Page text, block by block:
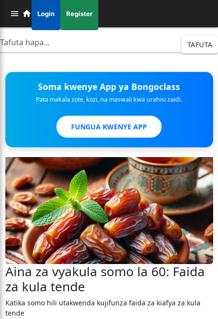
Login Register
TAFUTA
Soma kwenye App ya Bongoclass
Pata makala zote, kozi, na maswali kwa urahisi zaidi.
FUNGUA KWENYE APP
Aina za vyakula somo la 60: Faida
za kula tende
Katika somo hili utakwenda kujifunza faida za kiafya za kula
tende